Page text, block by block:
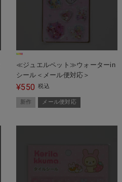
≪ジュエルペット≫ウォーターin
シール＜メール便対応＞
¥550 税込
新作 メール便対応